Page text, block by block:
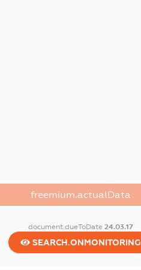
freemium.actualData
document.dueToDate 24.03.17
SEARCH.ONMONITORING